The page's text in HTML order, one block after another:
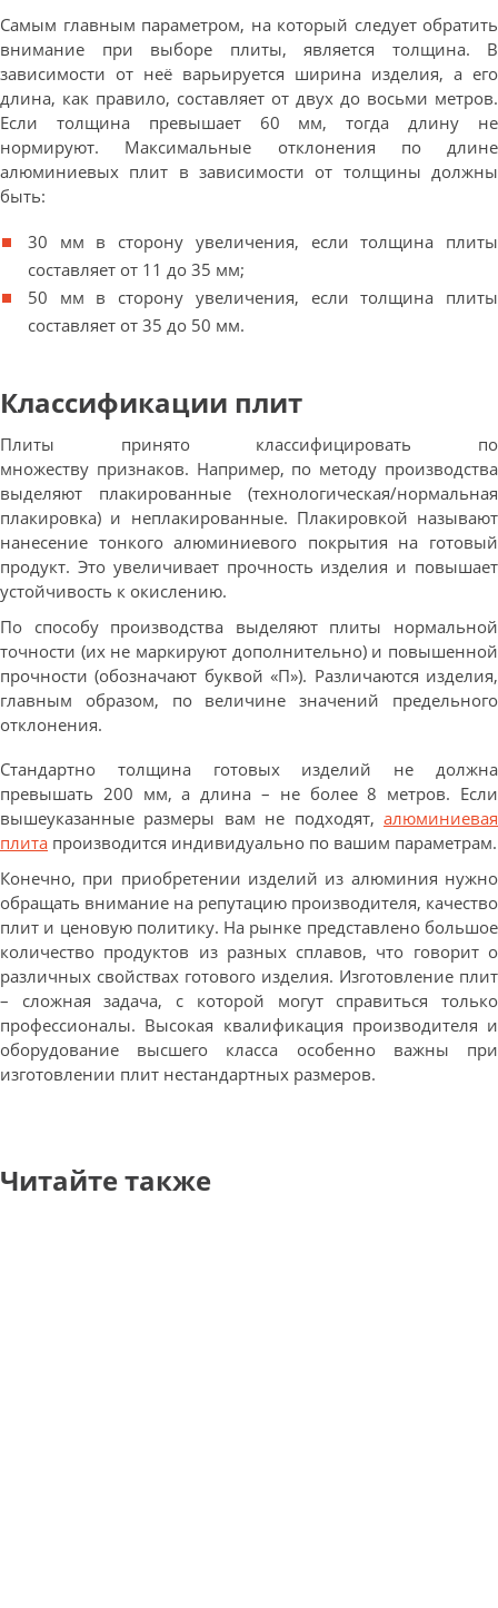
Самым главным параметром, на который следует обратить
внимание при выборе плиты, является толщина. В
зависимости от неё варьируется ширина изделия, а его
длина, как правило, составляет от двух до восьми метров.
Если толщина превышает 60 мм, тогда длину не
нормируют. Максимальные отклонения по длине
алюминиевых плит в зависимости от толщины должны
быть:
30 мм в сторону увеличения, если толщина плиты
составляет от 11 до 35 мм;
50 мм в сторону увеличения, если толщина плиты
составляет от 35 до 50 мм.
Классификации плит
Плиты принято классифицировать по
множеству признаков. Например, по методу производства
выделяют плакированные (технологическая/нормальная
плакировка) и неплакированные. Плакировкой называют
нанесение тонкого алюминиевого покрытия на готовый
продукт. Это увеличивает прочность изделия и повышает
устойчивость к окислению.
По способу производства выделяют плиты нормальной
точности (их не маркируют дополнительно) и повышенной
прочности (обозначают буквой «П»). Различаются изделия,
главным образом, по величине значений предельного
отклонения.
Стандартно толщина готовых изделий не должна
превышать 200 мм, а длина – не более 8 метров. Если
вышеуказанные размеры вам не подходят, алюминиевая
плита производится индивидуально по вашим параметрам.
Конечно, при приобретении изделий из алюминия нужно
обращать внимание на репутацию производителя, качество
плит и ценовую политику. На рынке представлено большое
количество продуктов из разных сплавов, что говорит о
различных свойствах готового изделия. Изготовление плит
– сложная задача, с которой могут справиться только
профессионалы. Высокая квалификация производителя и
оборудование высшего класса особенно важны при
изготовлении плит нестандартных размеров.
Читайте также